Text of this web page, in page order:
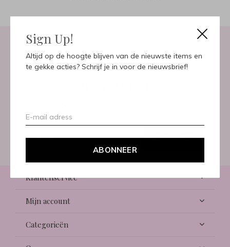
Sign Up!
Altijd op de hoogte blijven van de nieuwste items en
te gekke acties? Schrijf je in voor de nieuwsbrief!
ABONNEER
Meld je aan voor onze
ABONNEER
Klantenservice
Mijn account
Categorieën